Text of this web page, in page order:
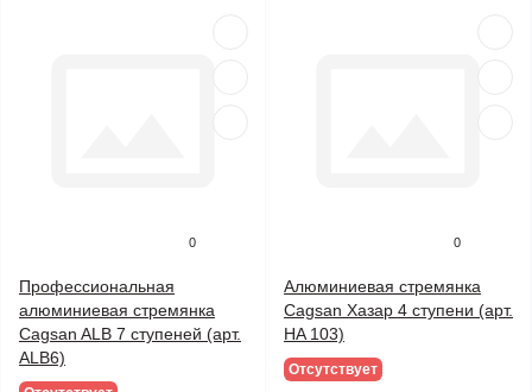
0
Профессиональная
алюминиевая стремянка
Cagsan ALB 7 ступеней (арт.
ALB6)
0
Алюминиевая стремянка
Cagsan Хазар 4 ступени (арт.
HA 103)
Отсутствует